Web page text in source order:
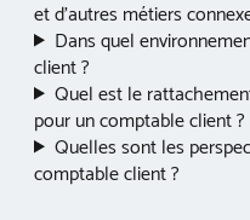
et d’autres métiers
Dans quel
client ?
Quel est le
pour un comptable client ?
Quelles sont les
comptable client ?